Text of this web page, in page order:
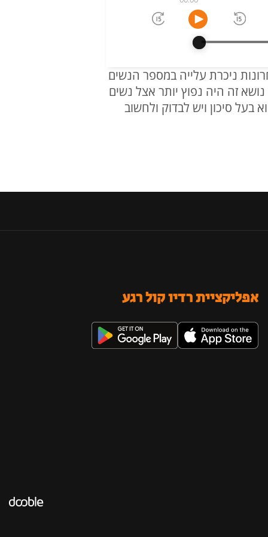
ניכרת עלייה במספר הנשים
זה היה נפוץ יותר אצל נשים
בעל סיכון ויש לבדוק ולחשוב
אפליקציית רדיו קול רגע